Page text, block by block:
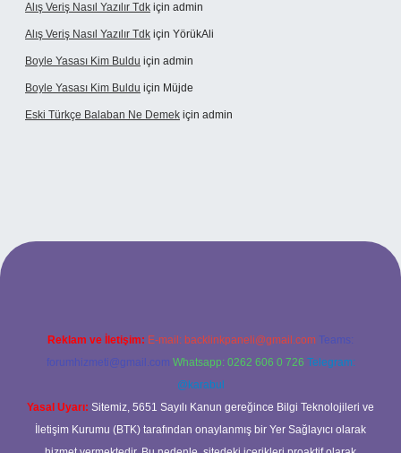
Alış Veriş Nasıl Yazılır Tdk için admin
Alış Veriş Nasıl Yazılır Tdk için YörükAli
Boyle Yasası Kim Buldu için admin
Boyle Yasası Kim Buldu için Müjde
Eski Türkçe Balaban Ne Demek için admin
Reklam ve İletişim: E-mail: backlinkpaneli@gmail.com Teams:
forumhizmeti@gmail.com Whatsapp: 0262 606 0 726 Telegram:
@karabul
Yasal Uyarı: Sitemiz, 5651 Sayılı Kanun gereğince Bilgi Teknolojileri ve
İletişim Kurumu (BTK) tarafından onaylanmış bir Yer Sağlayıcı olarak